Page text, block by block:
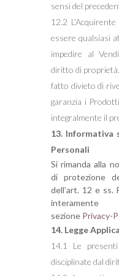
sensi del
12.2
essere qualsiasi
impedire al
diritto di proprietà.
fatto divieto di
garanzia i
integralmente il
13.
Personali
Si rimanda alla
di protezione
dell’art. 12 e ss.
sezione Privacy-
14. Legge
14.1 Le
disciplinate dal